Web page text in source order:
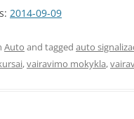
2014-09-09
Auto and tagged auto
,vairavimo mokykla,